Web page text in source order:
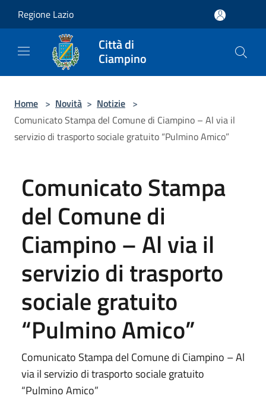
Regione Lazio
Città di
Ciampino
Home > Novità > Notizie >
Comunicato Stampa del Comune di Ciampino – Al via il
servizio di trasporto sociale gratuito “Pulmino Amico”
Comunicato Stampa
del Comune di
Ciampino – Al via il
servizio di trasporto
sociale gratuito
“Pulmino Amico”
Comunicato Stampa del Comune di Ciampino – Al
via il servizio di trasporto sociale gratuito
“Pulmino Amico”